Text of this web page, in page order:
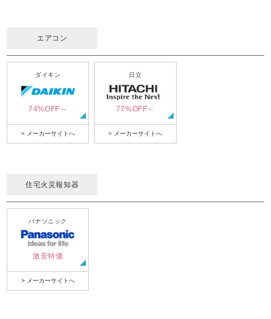
エアコン
ダイキン
74%OFF～
> メーカーサイトへ
日立
77%OFF～
> メーカーサイトへ
住宅火災報知器
パナソニック
激安特価
> メーカーサイトへ